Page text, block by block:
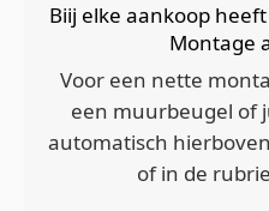
Biij elke aankoop
Montage
Voor een nette
een muurbeugel of
automatisch
of in de